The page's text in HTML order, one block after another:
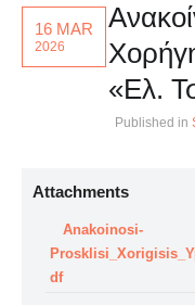
16 MAR
2026
«Ελ.
Published in
Attachments
Anakoinosi-
df